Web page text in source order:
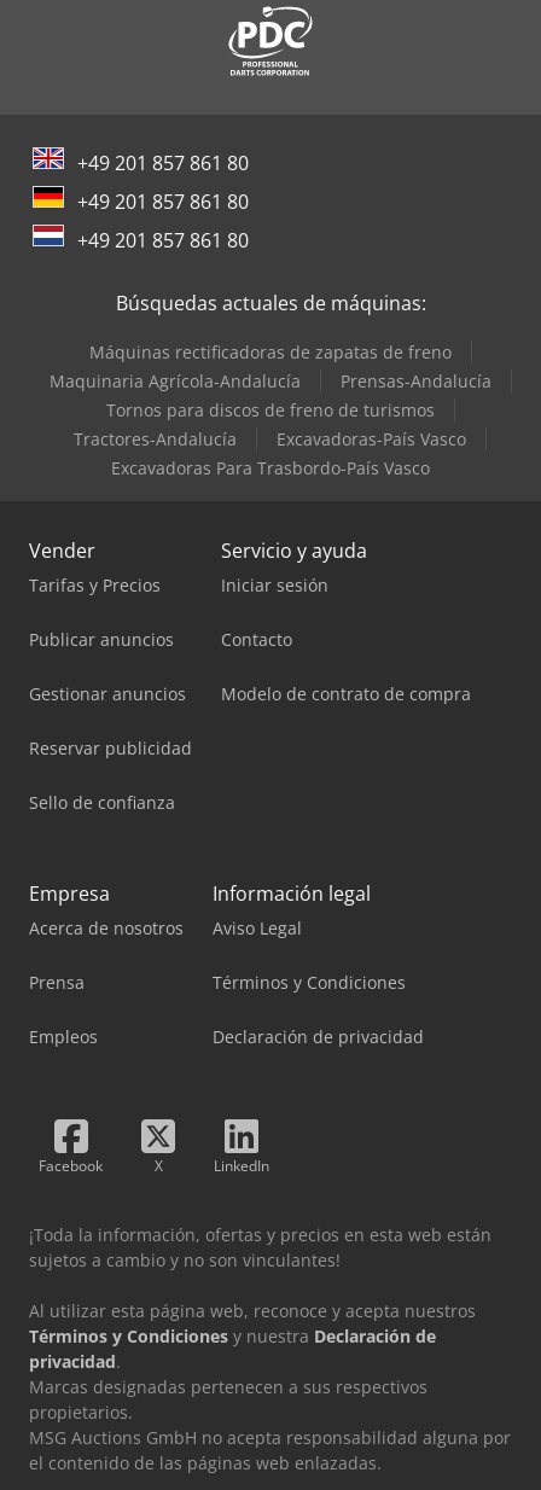
+49 201 857 861 80
+49 201 857 861 80
+49 201 857 861 80
Búsquedas actuales de máquinas:
Máquinas rectificadoras de zapatas de freno
Maquinaria Agrícola-Andalucía
Prensas-Andalucía
Tornos para discos de freno de turismos
Tractores-Andalucía
Excavadoras-País Vasco
Excavadoras Para Trasbordo-País Vasco
Vender
Tarifas y Precios
Publicar anuncios
Gestionar anuncios
Reservar publicidad
Sello de confianza
Servicio y ayuda
Iniciar sesión
Contacto
Modelo de contrato de compra
Empresa
Acerca de nosotros
Prensa
Empleos
Información legal
Aviso Legal
Términos y Condiciones
Declaración de privacidad
Facebook X LinkedIn
¡Toda la información, ofertas y precios en esta web están
sujetos a cambio y no son vinculantes!
Al utilizar esta página web, reconoce y acepta nuestros
Términos y Condiciones y nuestra Declaración de
privacidad.
Marcas designadas pertenecen a sus respectivos
propietarios.
MSG Auctions GmbH no acepta responsabilidad alguna por
el contenido de las páginas web enlazadas.